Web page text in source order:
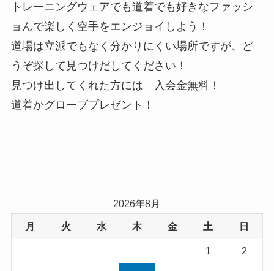
トレーニングウェアでも道着でも好きなファッシ
ョんで楽しく空手をエンジョイしよう！
道場は立派でもなく分かりにくい場所ですが、ど
うぞ探して見つけだしてください！
見つけ出してくれた方には 入会金無料！
道着かグローブプレゼント！
2026年8月
月 火 水 木 金 土 日
1 2